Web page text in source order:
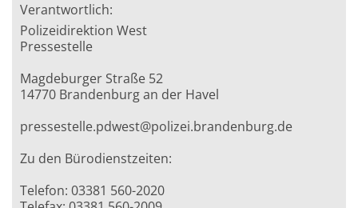
Verantwortlich:
Polizeidirektion West
Pressestelle
Magdeburger Straße 52
14770 Brandenburg an der Havel
pressestelle.pdwest@polizei.brandenburg.de
Zu den Bürodienstzeiten:
Telefon: 03381 560-2020